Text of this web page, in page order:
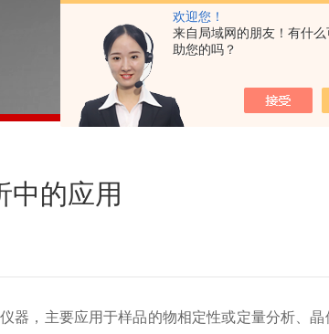
欢迎您！
来自局域网的朋友！有什
助您的吗？
中的应用
器， 主要应用于样品的物相定性或定量分析 、晶